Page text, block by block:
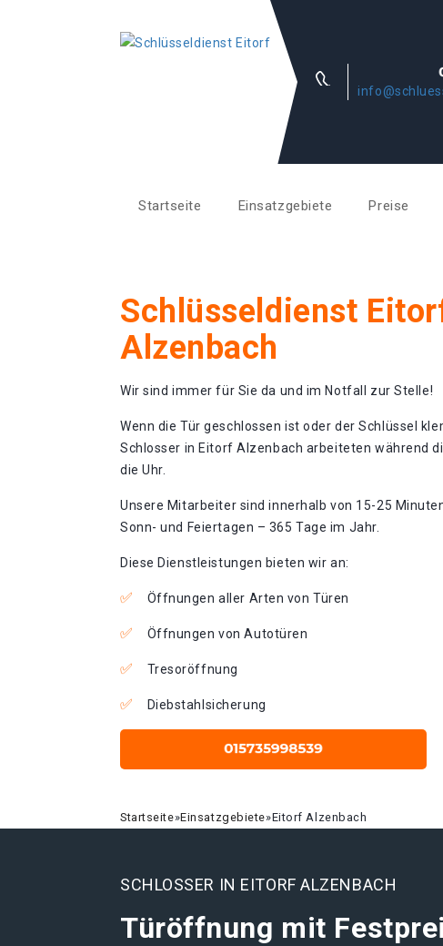
Startseite Einsatzgebiete Preise
Schlüsseldienst
Alzenbach
Wir sind immer für Sie da und im Notfall zur Stelle!
Wenn die Tür geschlossen ist oder der Schlüssel
Schlosser in Eitorf Alzenbach arbeiteten während
die Uhr.
Unsere Mitarbeiter sind innerhalb von 15-25
Sonn- und Feiertagen – 365 Tage im Jahr.
Diese Dienstleistungen bieten wir an:
Öffnungen aller Arten von Türen
Öffnungen von Autotüren
Tresoröffnung
Diebstahlsicherung
Startseite»Einsatzgebiete»Eitorf Alzenbach
SCHLOSSER IN EITORF ALZENBACH
Türöffnung mit